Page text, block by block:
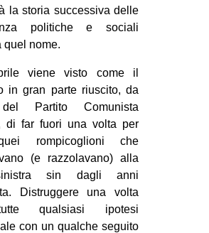
la storia successiva delle
politiche e sociali
quel nome.
viene visto come il
in gran parte riuscito, da
Partito Comunista
di far fuori una volta per
rompicoglioni che
(e razzolavano) alla
sin dagli anni
Distruggere una volta
qualsiasi ipotesi
con un qualche seguito